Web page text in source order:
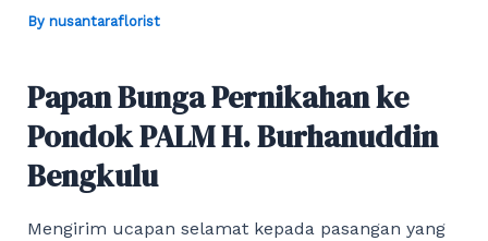
By nusantaraflorist
Papan Bunga Pernikahan ke
Pondok PALM H. Burhanuddin
Bengkulu
Mengirim ucapan selamat kepada pasangan yang